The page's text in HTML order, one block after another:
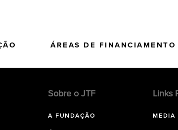
ÁREAS DE FINANCIAMENTO
Sobre o JTF
A FUNDAÇÃO
Links
MEDIA